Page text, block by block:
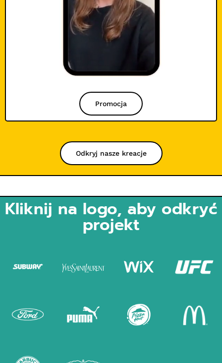
Promocja
Odkryj nasze kreacje
Kliknij na logo, aby odkryć
projekt